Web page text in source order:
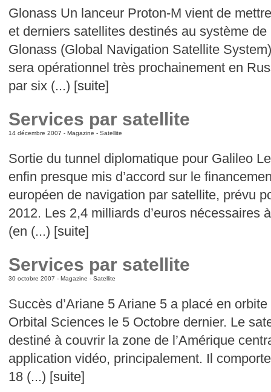
Glonass Un lanceur Proton-M vient de
et derniers satellites destinés au système
Glonass (Global Navigation Satellite
sera opérationnel très prochainement en
par six (...) [suite]
Services par satellite
14 décembre 2007 - Magazine - Satellite
Sortie du tunnel diplomatique pour Galileo
enfin presque mis d’accord sur le
européen de navigation par satellite, prévu
2012. Les 2,4 milliards d’euros nécessaires
(en (...) [suite]
Services par satellite
30 octobre 2007 - Magazine - Satellite
Succès d’Ariane 5 Ariane 5 a placé en
Orbital Sciences le 5 Octobre dernier. Le
destiné à couvrir la zone de l’Amérique
application vidéo, principalement. Il
18 (...) [suite]